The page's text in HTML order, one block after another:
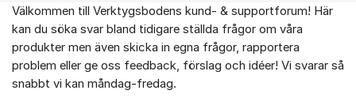
Om forumet
Välkommen till Verktygsbodens kund- & supportforum! Här
kan du söka svar bland tidigare ställda frågor om våra
produkter men även skicka in egna frågor, rapportera
problem eller ge oss feedback, förslag och idéer! Vi svarar så
snabbt vi kan måndag-fredag.